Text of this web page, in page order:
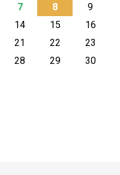
7 8
9
14 15
16
21 22
23
28 29
30